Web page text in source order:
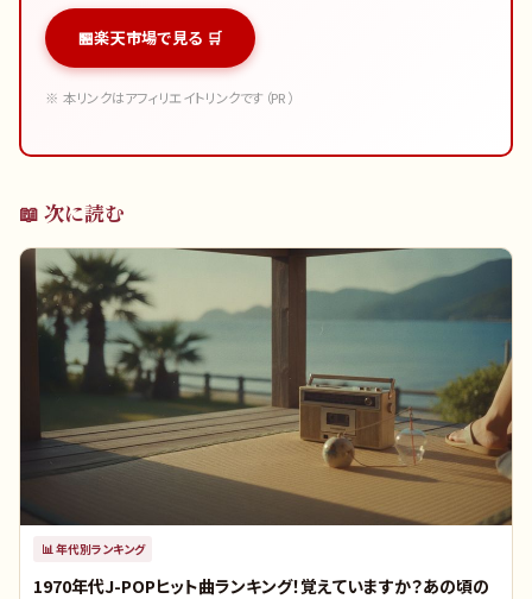
楽天市場で見る 🛒
※ 本リンクはアフィリエイトリンクです（PR）
📖 次に読む
📊年代別ランキング
1970年代J-POPヒット曲ランキング！覚えていますか？あの頃の